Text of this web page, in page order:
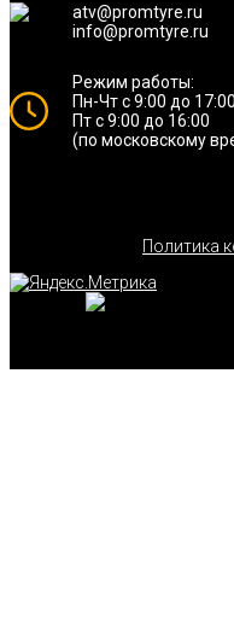
atv@promtyre.ru
info@promtyre.ru
Режим работы:
Пн-Чт с 9:00 до 17:00
Пт с 9:00 до 16:00
(по московскому
Политика